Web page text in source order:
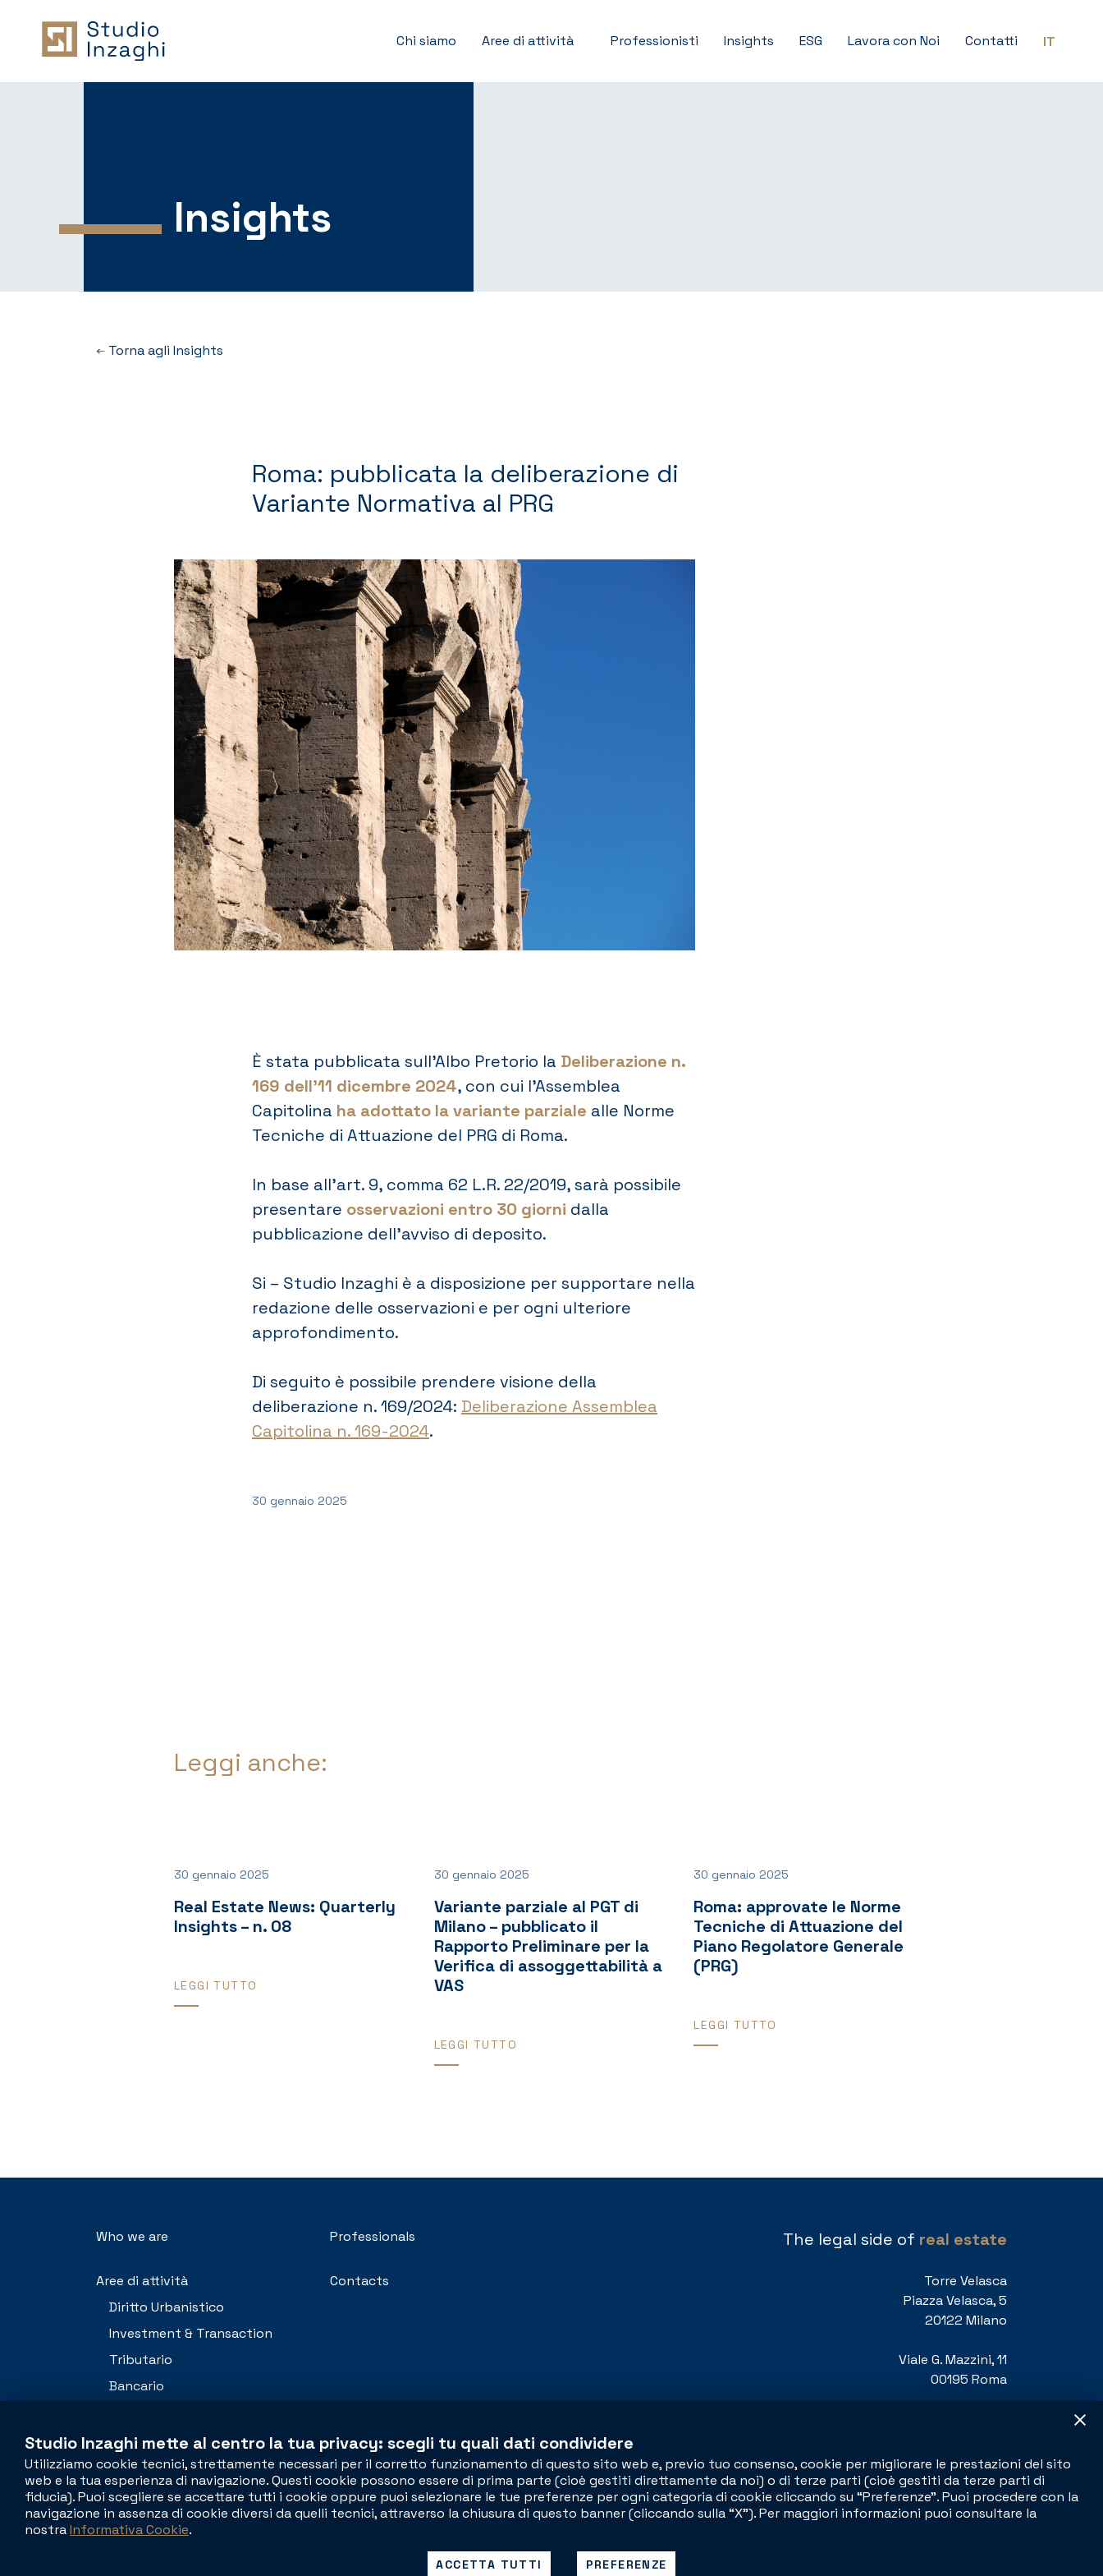
Chi siamo Aree di attività Professionisti Insights ESG Lavora con Noi Contatti IT
Insights
Torna agli Insights
Roma: pubblicata la deliberazione di
Variante Normativa al PRG
È stata pubblicata sull’Albo Pretorio la Deliberazione n.
169 dell’11 dicembre 2024, con cui l’Assemblea
Capitolina ha adottato la variante parziale alle Norme
Tecniche di Attuazione del PRG di Roma.
In base all’art. 9, comma 62 L.R. 22/2019, sarà possibile
presentare osservazioni entro 30 giorni dalla
pubblicazione dell’avviso di deposito.
Si – Studio Inzaghi è a disposizione per supportare nella
redazione delle osservazioni e per ogni ulteriore
approfondimento.
Di seguito è possibile prendere visione della
deliberazione n. 169/2024: Deliberazione Assemblea
Capitolina n. 169-2024.
30 gennaio 2025
Leggi anche:
30 gennaio 2025
Real Estate News: Quarterly
Insights – n. 08
LEGGI TUTTO
30 gennaio 2025
Variante parziale al PGT di
Milano – pubblicato il
Rapporto Preliminare per la
Verifica di assoggettabilità a
VAS
LEGGI TUTTO
30 gennaio 2025
Roma: approvate le Norme
Tecniche di Attuazione del
Piano Regolatore Generale
(PRG)
LEGGI TUTTO
Who we are
Aree di attività
Diritto Urbanistico
Investment & Transaction
Tributario
Bancario
Contenzioso
Professionals
Contacts
The legal side of real estate
Torre Velasca
Piazza Velasca, 5
20122 Milano
Viale G. Mazzini, 11
00195 Roma
© 2026 SI - Studio Inzaghi - P.IVA 13282910960
Studio Inzaghi mette al centro la tua privacy: scegli tu quali dati condividere
Utilizziamo cookie tecnici, strettamente necessari per il corretto funzionamento di questo sito web e, previo tuo consenso, cookie per migliorare le prestazioni del sito
web e la tua esperienza di navigazione. Questi cookie possono essere di prima parte (cioè gestiti direttamente da noi) o di terze parti (cioè gestiti da terze parti di
fiducia). Puoi scegliere se accettare tutti i cookie oppure puoi selezionare le tue preferenze per ogni categoria di cookie cliccando su “Preferenze”. Puoi procedere con la
navigazione in assenza di cookie diversi da quelli tecnici, attraverso la chiusura di questo banner (cliccando sulla “X”). Per maggiori informazioni puoi consultare la
nostraInformativa Cookie.
ACCETTA TUTTI PREFERENZE